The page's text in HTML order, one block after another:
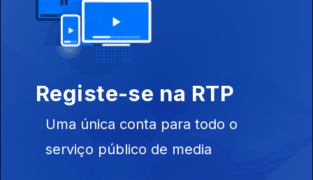
Registe-se na RTP
Uma única conta para todo o
serviço público de media